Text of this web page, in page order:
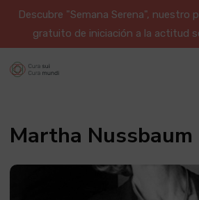
Descubre "Semana Serena", nuestro
gratuito de iniciación a la actitud
Martha Nussbaum